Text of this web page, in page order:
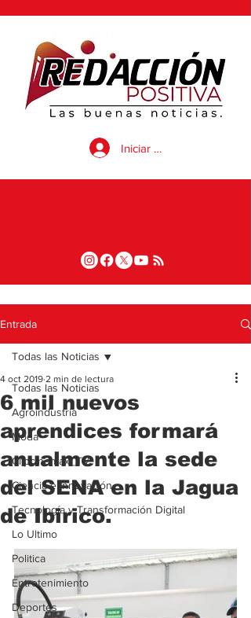
Iniciar sesión
Entrada
Todas las Noticias
Agroindustria
Moda
Clipcinemax_TV
Ciencia e Innovación
Tecnología y Transformación Digital
Lo Ultimo
Politica
Entretenimiento
Deportes
Todas las Noticias
6 mil nuevos
aprendices formará
anualmente la sede
del SENA en la Jagua
de Ibirico.
4 oct 2019 2 min de lectura